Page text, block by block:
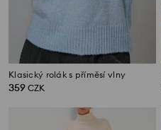
Klasický rolák s příměsí vlny
359 CZK